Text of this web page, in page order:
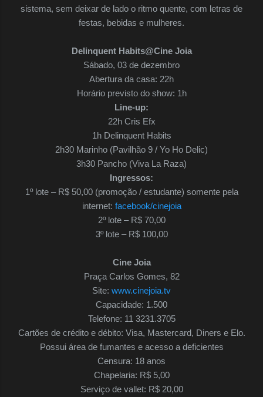
sistema, sem deixar de lado o ritmo quente, com letras de
festas, bebidas e mulheres.
Delinquent Habits@Cine Joia
Sábado, 03 de dezembro
Abertura da casa: 22h
Horário previsto do show: 1h
Line-up:
22h Cris Efx
1h Delinquent Habits
2h30 Marinho (Pavilhão 9 / Yo Ho Delic)
3h30 Pancho (Viva La Raza)
Ingressos:
1º lote – R$ 50,00 (promoção / estudante) somente pela
internet: facebook/cinejoia
2º lote – R$ 70,00
3º lote – R$ 100,00
Cine Joia
Praça Carlos Gomes, 82
Site: www.cinejoia.tv
Capacidade: 1.500
Telefone: 11 3231.3705
Cartões de crédito e débito: Visa, Mastercard, Diners e Elo.
Possui área de fumantes e acesso a deficientes
Censura: 18 anos
Chapelaria: R$ 5,00
Serviço de vallet: R$ 20,00